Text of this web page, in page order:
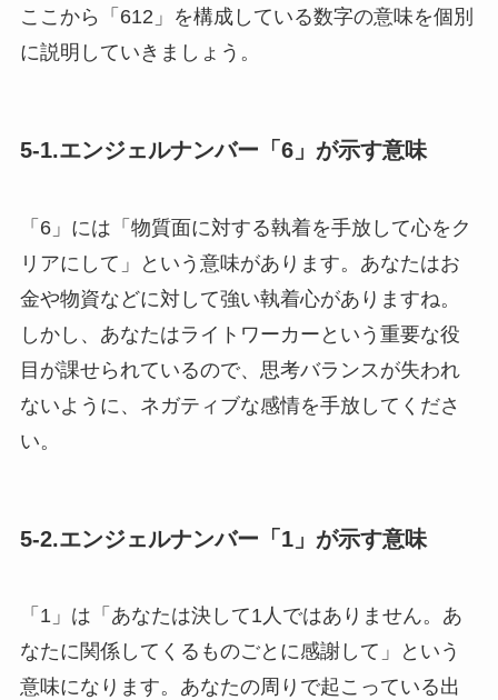
ここから「612」を構成している数字の意味を個別
に説明していきましょう。
5-1.エンジェルナンバー「6」が示す意味
「6」には「物質面に対する執着を手放して心をク
リアにして」という意味があります。あなたはお
金や物資などに対して強い執着心がありますね。
しかし、あなたはライトワーカーという重要な役
目が課せられているので、思考バランスが失われ
ないように、ネガティブな感情を手放してくださ
い。
5-2.エンジェルナンバー「1」が示す意味
「1」は「あなたは決して1人ではありません。あ
なたに関係してくるものごとに感謝して」という
意味になります。あなたの周りで起こっている出